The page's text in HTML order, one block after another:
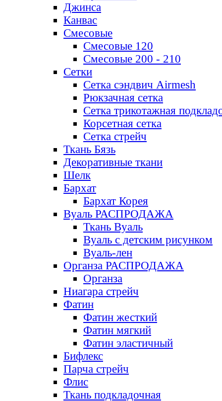
Джинса
Канвас
Смесовые
Смесовые 120
Смесовые 200 - 210
Сетки
Сетка сэндвич Airmesh
Рюкзачная сетка
Сетка трикотажная
Корсетная сетка
Сетка стрейч
Ткань Бязь
Декоративные ткани
Шелк
Бархат
Бархат Корея
Вуаль РАСПРОДАЖА
Ткань Вуаль
Вуаль с детским рисунком
Вуаль-лен
Органза РАСПРОДАЖА
Органза
Ниагара стрейч
Фатин
Фатин жесткий
Фатин мягкий
Фатин элаcтичный
Бифлекс
Парча стрейч
Флис
Ткань подкладочная